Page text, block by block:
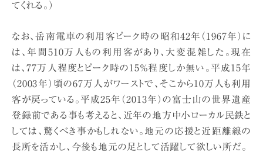
てくれる。）
なお、岳南電車の利用客ピーク時の昭和42年（1967年）に
は、年間510万人もの利用客があり、大変混雑した。現在
は、77万人程度とピーク時の15％程度しか無い。平成15年
（2003年）頃の67万人がワーストで、そこから10万人も利用
客が戻っている。平成25年（2013年）の富士山の世界遺産
登録前である事も考えると、近年の地方中小ローカル民鉄と
しては、驚くべき事かもしれない。地元の応援と近距離線の
長所を活かし、今後も地元の足として活躍して欲しい所だ。